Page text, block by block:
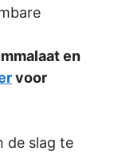
en
voor
de slag te